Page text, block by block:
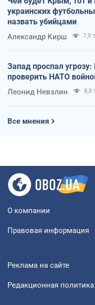
украинских
назвать убийцами
Александр Кирш 7,9 т.
Запад проспал
проверить НАТО
Леонид Невзлин 8,8
Все мнения
О компании
Правовая информация
Реклама на сайте
Редакционная политика